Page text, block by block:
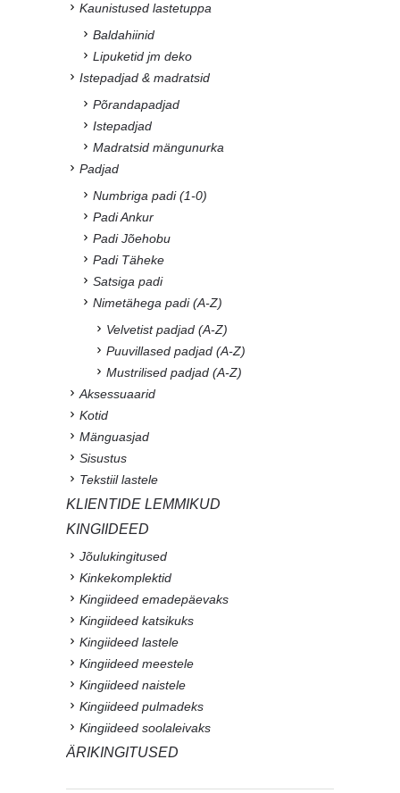
Kaunistused lastetuppa
Baldahiinid
Lipuketid jm deko
Istepadjad & madratsid
Põrandapadjad
Istepadjad
Madratsid mängunurka
Padjad
Numbriga padi (1-0)
Padi Ankur
Padi Jõehobu
Padi Täheke
Satsiga padi
Nimetähega padi (A-Z)
Velvetist padjad (A-Z)
Puuvillased padjad (A-Z)
Mustrilised padjad (A-Z)
Aksessuaarid
Kotid
Mänguasjad
Sisustus
Tekstiil lastele
KLIENTIDE LEMMIKUD
KINGIIDEED
Jõulukingitused
Kinkekomplektid
Kingiideed emadepäevaks
Kingiideed katsikuks
Kingiideed lastele
Kingiideed meestele
Kingiideed naistele
Kingiideed pulmadeks
Kingiideed soolaleivaks
ÄRIKINGITUSED